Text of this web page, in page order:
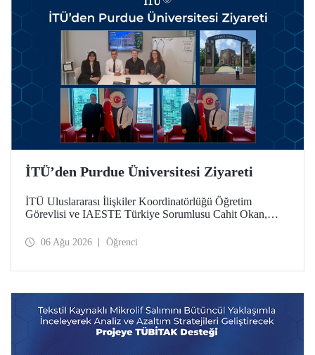
İTÜ’den Purdue Üniversitesi Ziyareti
İTÜ Uluslararası İlişkiler Koordinatörlüğü Öğretim
Görevlisi ve IAESTE Türkiye Sorumlusu Cahit Okan,
Temmuz tarihlerinde ABD’de dünyanın önde gelen
06 Ağu 2026 Öğrenci